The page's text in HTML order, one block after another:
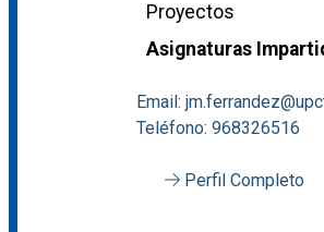
Proyectos
Asignaturas
Email:
Teléfono: 968326516
Perfil Completo